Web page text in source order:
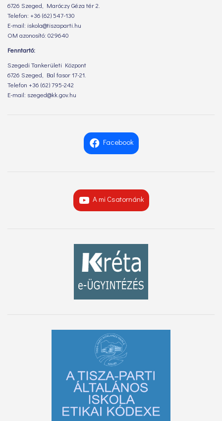
6726 Szeged, Maróczy Géza tér 2.
Telefon: +36 (62) 547-130
E-mail: iskola@tiszaparti.hu
OM azonosító: 029640
Fenntartó:
Szegedi Tankerületi Központ
6726 Szeged, Bal fasor 17-21.
Telefon +36 (62) 795-242
E-mail: szeged@kk.gov.hu
Facebook
A mi Csatornánk